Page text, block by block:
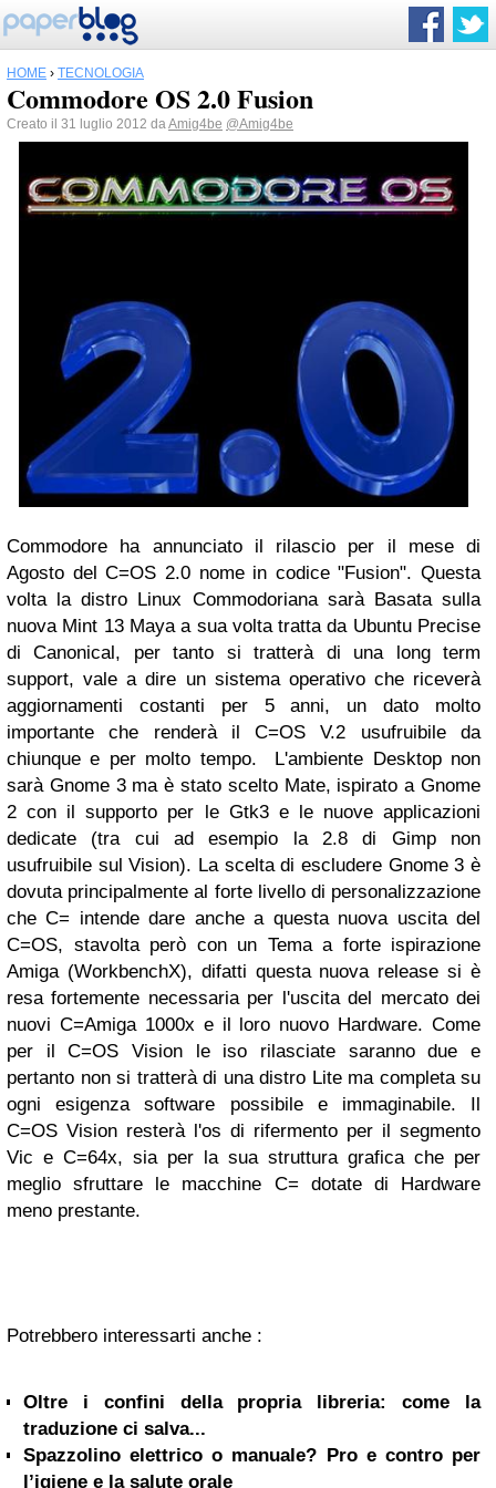
HOME › TECNOLOGIA
Commodore OS 2.0 Fusion
Creato il 31 luglio 2012 daAmig4be @Amig4be
Commodore ha annunciato il rilascio per il mese di
Agosto del C=OS 2.0 nome in codice "Fusion". Questa
volta la distro Linux Commodoriana sarà Basata sulla
nuova Mint 13 Maya a sua volta tratta da Ubuntu Precise
di Canonical, per tanto si tratterà di una long term
support, vale a dire un sistema operativo che riceverà
aggiornamenti costanti per 5 anni, un dato molto
importante che renderà il C=OS V.2 usufruibile da
chiunque e per molto tempo. L'ambiente Desktop non
sarà Gnome 3 ma è stato scelto Mate, ispirato a Gnome
2 con il supporto per le Gtk3 e le nuove applicazioni
dedicate (tra cui ad esempio la 2.8 di Gimp non
usufruibile sul Vision). La scelta di escludere Gnome 3 è
dovuta principalmente al forte livello di personalizzazione
che C= intende dare anche a questa nuova uscita del
C=OS, stavolta però con un Tema a forte ispirazione
Amiga (WorkbenchX), difatti questa nuova release si è
resa fortemente necessaria per l'uscita del mercato dei
nuovi C=Amiga 1000x e il loro nuovo Hardware. Come
per il C=OS Vision le iso rilasciate saranno due e
pertanto non si tratterà di una distro Lite ma completa su
ogni esigenza software possibile e immaginabile. Il
C=OS Vision resterà l'os di rifermento per il segmento
Vic e C=64x, sia per la sua struttura grafica che per
meglio sfruttare le macchine C= dotate di Hardware
meno prestante.
Potrebbero interessarti anche :
Oltre i confini della propria libreria: come la
traduzione ci salva...
Spazzolino elettrico o manuale? Pro e contro per
l’igiene e la salute orale